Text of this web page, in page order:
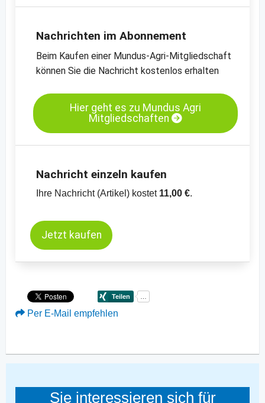
- Einschätzungen und Meinungen des
- Offizielle Ernteschätzungen
- Preischarts, Erntebilanzen und Import- und
Kassamarkt - Sojaschrot LP - Hamburg
Kassamarkt - Rapssaat - Neuss
Nachrichten im Abonnement
Beim Kaufen einer Mundus-Agri-Mitgliedschaft
können Sie die Nachricht kostenlos erhalten
Hier geht es zu Mundus Agri
Mitgliedschaften
Nachricht einzeln kaufen
Ihre Nachricht (Artikel) kostet 11,00 €.
Jetzt kaufen
Per E-Mail empfehlen
Sie interessieren sich für